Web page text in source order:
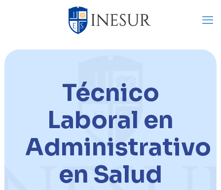
Técnico
Laboral en
Administrativo
en Salud